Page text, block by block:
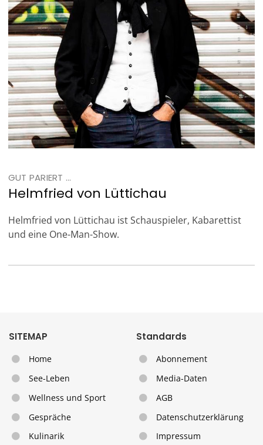
GUT PARIERT ...
Helmfried von Lüttichau
Helmfried von Lüttichau ist Schauspieler, Kabarettist
und eine One-Man-Show.
SITEMAP
Home
See-Leben
Wellness und Sport
Gespräche
Kulinarik
Standards
Abonnement
Media-Daten
AGB
Datenschutzerklärung
Impressum